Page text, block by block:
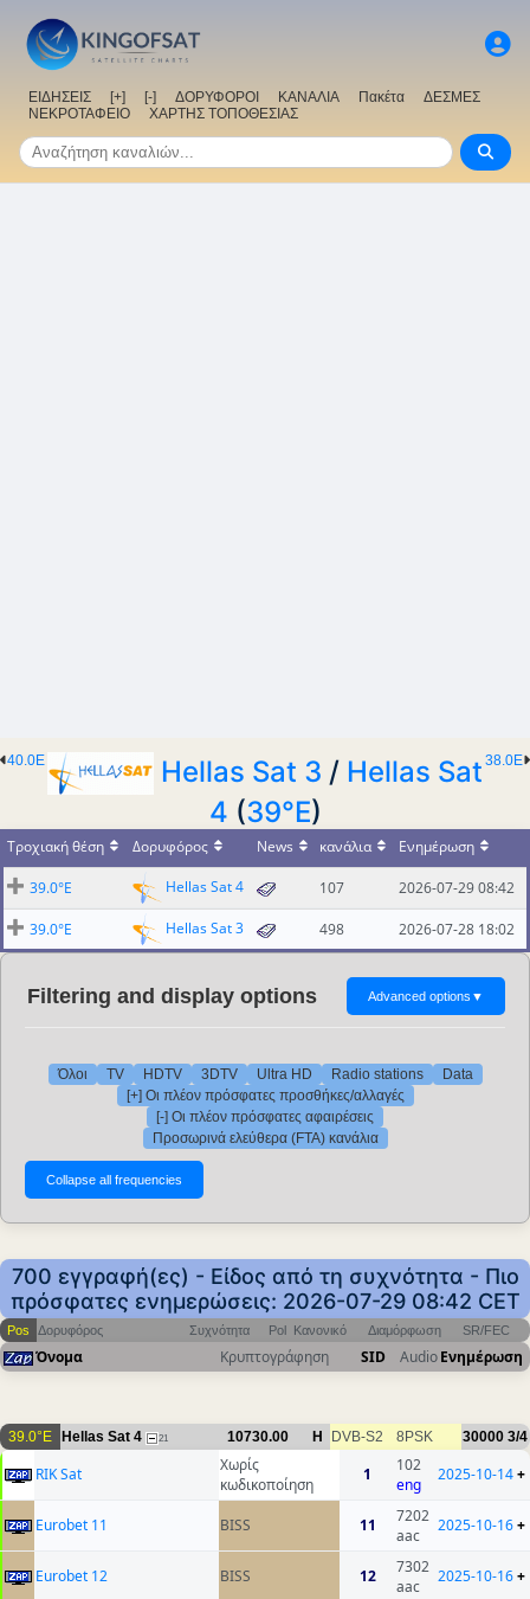
ΕΙΔΗΣΕΙΣ [+] [-] ΔΟΡΥΦΟΡΟΙ ΚΑΝΑΛΙΑ Πακέτα
ΔΕΣΜΕΣ
ΝΕΚΡΟΤΑΦΕΙΟ
ΧΑΡΤΗΣ ΤΟΠΟΘΕΣΙΑΣ
38.0E
40.0E Hellas Sat 3 / Hellas Sat
4 (39°E)
Τροχιακή θέση Δορυφόρος News κανάλια Ενημέρωση
39.0°E Hellas Sat 4 107 2026-07-29 08:42
39.0°E Hellas Sat 3 498 2026-07-28 18:02
Filtering and display options Advanced options ▼
Όλοι TV HDTV 3DTV Ultra HD Radio stations
Data
[+] Οι πλέον πρόσφατες προσθήκες/αλλαγές
[-] Οι πλέον πρόσφατες αφαιρέσεις
Προσωρινά ελεύθερα (FTA) κανάλια
700 εγγραφή(ες) - Είδος από τη συχνότητα - Πιο
πρόσφατες ενημερώσεις: 2026-07-29 08:42 CET
Pos Δορυφόρος Συχνότητα Pol Κανονικό Διαμόρφωση SR/FEC
Όνομα Κρυπτογράφηση SID AudioΕνημέρωση
39.0°E Hellas Sat 4 21 10730.00 H DVB-S2 8PSK 30000 3/4
RIK Sat
Χωρίς
κωδικοποίηση
1
102
eng
2025-10-14+
Eurobet 11 BISS 11
7202
aac
2025-10-16+
Eurobet 12 BISS 12
7302
aac
2025-10-16+